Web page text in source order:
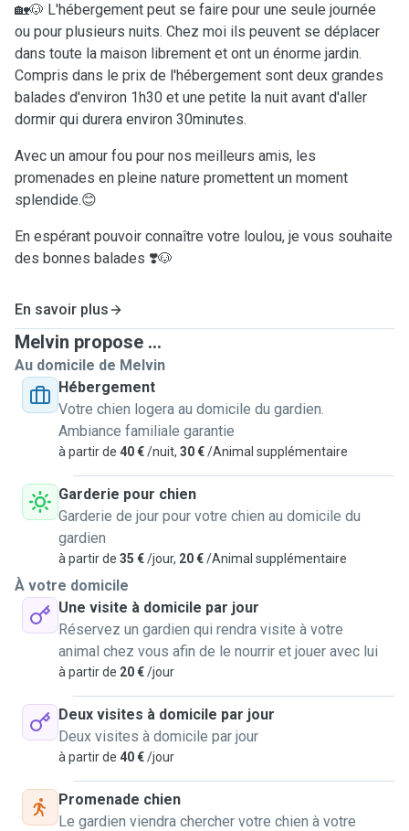
🏡🐶 L'hébergement peut se faire pour une seule journée
ou pour plusieurs nuits. Chez moi ils peuvent se déplacer
dans toute la maison librement et ont un énorme jardin.
Compris dans le prix de l'hébergement sont deux grandes
balades d'environ 1h30 et une petite la nuit avant d'aller
dormir qui durera environ 30minutes.
Avec un amour fou pour nos meilleurs amis, les
promenades en pleine nature promettent un moment
splendide.😊
En espérant pouvoir connaître votre loulou, je vous souhaite
des bonnes balades ❣️🐶
En savoir plus
Melvin propose ...
Au domicile de Melvin
Hébergement
Votre chien logera au domicile du gardien.
Ambiance familiale garantie
à partir de 40 €/nuit, 30 €/Animal supplémentaire
Garderie pour chien
Garderie de jour pour votre chien au domicile du
gardien
à partir de 35 €/jour, 20 €/Animal supplémentaire
À votre domicile
Une visite à domicile par jour
Réservez un gardien qui rendra visite à votre
animal chez vous afin de le nourrir et jouer avec lui
à partir de 20 €/jour
Deux visites à domicile par jour
Deux visites à domicile par jour
à partir de 40 €/jour
Promenade chien
Le gardien viendra chercher votre chien à votre